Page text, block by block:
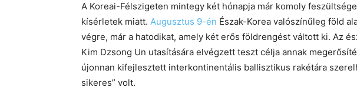
A Koreai-Félszigeten mintegy két hónapja már komoly
kísérletek miatt. Augusztus 9-én Észak-Korea valószínűleg föld
végre, már a hatodikat, amely két erős földrengést váltott ki. Az
Kim Dzsong Un utasítására elvégzett teszt célja annak
újonnan kifejlesztett interkontinentális ballisztikus rakétára
sikeres” volt.